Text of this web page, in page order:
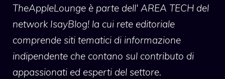
TheAppleLounge è parte dell' AREA TECH del
network IsayBlog! la cui rete editoriale
comprende siti tematici di informazione
indipendente che contano sul contributo di
appassionati ed esperti del settore.